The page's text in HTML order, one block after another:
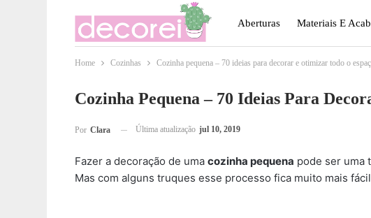
Aberturas Materiais E
Móveis Paisagismo E
Home Cozinhas Cozinha pequena – 70 ideias para decorar e otimizar todo o
Cozinha Pequena – 70 Ideias Para
Por Clara Última atualização jul 10, 2019
Fazer a decoração de uma cozinha pequena pode ser uma
Mas com alguns truques esse processo fica muito mais